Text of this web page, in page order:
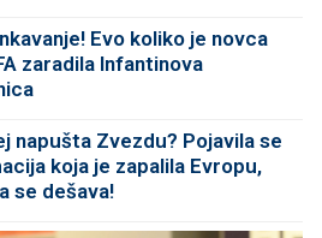
Evo koliko je novca
zaradila Infantinova
napušta Zvezdu? Pojavila se
koja je zapalila Evropu,
se dešava!